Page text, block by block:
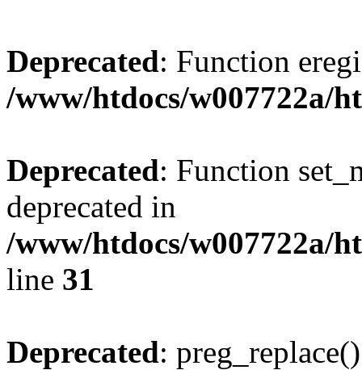
Deprecated: Function
/www/htdocs/w007722a/
Deprecated: Function
deprecated in
/www/htdocs/w007722a/
line 31
Deprecated: